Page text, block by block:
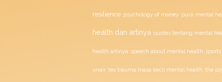
resilience psychology of money puisi mental
health dan artinya quotes tentang mental
health artinya speech about mental health
unair tes trauma masa kecil mental health the